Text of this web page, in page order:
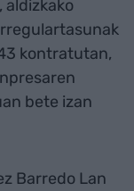
aldizkako
kontratutan,
bete izan
Barredo Lan